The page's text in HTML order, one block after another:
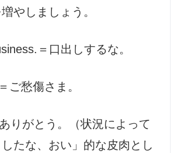
やしましょう。
＝口出しするな。
ご愁傷さま。
りがとう。（状況によって
たな、おい」的な皮肉とし